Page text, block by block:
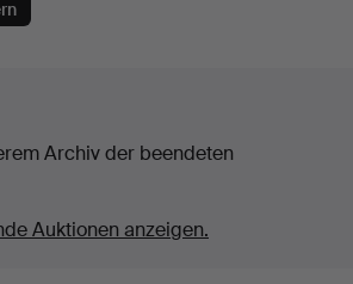
Archiv der beendeten
Auktionen anzeigen.